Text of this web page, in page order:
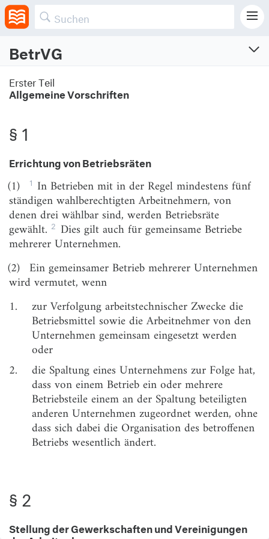
BetrVG
Vom 15.1.1972 (BGBl. I S. 13)
Neugefasst am 25.9.2001 (BGBl. I S. 2518)
Allgemeine Vorschriften
§ 1
Errichtung von Betriebsräten
§ 2
Stellung der Gewerkschaften und Vereinigungen
der Arbeitgeber
§ 3
Abweichende Regelungen
§ 4
Betriebsteile, Kleinstbetriebe
§ 5
Arbeitnehmer
§ 6
(weggefallen)
Zweiter Teil
Betriebsrat, Betriebsversammlung, Gesamt- und
Konzernbetriebsrat
Erster Abschnitt
Zusammensetzung und Wahl des Betriebsrats
Wahlberechtigung
Wählbarkeit
Zahl der Betriebsratsmitglieder*
§ 11
Erster Teil
Allgemeine Vorschriften
§ 1
Errichtung von Betriebsräten
(1) 1 In Betrieben mit in der Regel mindestens fünf
ständigen wahlberechtigten Arbeitnehmern, von
denen drei wählbar sind, werden Betriebsräte
gewählt. 2 Dies gilt auch für gemeinsame Betriebe
mehrerer Unternehmen.
(2) Ein gemeinsamer Betrieb mehrerer Unternehmen
wird vermutet, wenn
1.
zur Verfolgung arbeitstechnischer Zwecke die
Betriebsmittel sowie die Arbeitnehmer von den
Unternehmen gemeinsam eingesetzt werden
oder
2.
die Spaltung eines Unternehmens zur Folge hat,
dass von einem Betrieb ein oder mehrere
Betriebsteile einem an der Spaltung beteiligten
anderen Unternehmen zugeordnet werden, ohne
dass sich dabei die Organisation des betroffenen
Betriebs wesentlich ändert.
§ 2
Stellung der Gewerkschaften und Vereinigungen